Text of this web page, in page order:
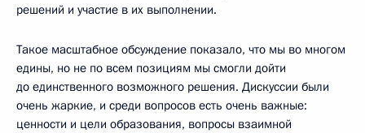
решений и участие в их выполнении.
Такое масштабное обсуждение показало, что мы во многом
едины, но не по всем позициям мы смогли дойти
до единственного возможного решения. Дискуссии были
очень жаркие, и среди вопросов есть очень важные:
ценности и цели образования, вопросы взаимной